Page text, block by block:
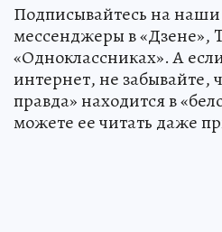
Подписывайтесь на
мессенджеры в «Дзене»,
«Одноклассниках». А
интернет, не забывайте,
правда» находится в
можете ее читать даже